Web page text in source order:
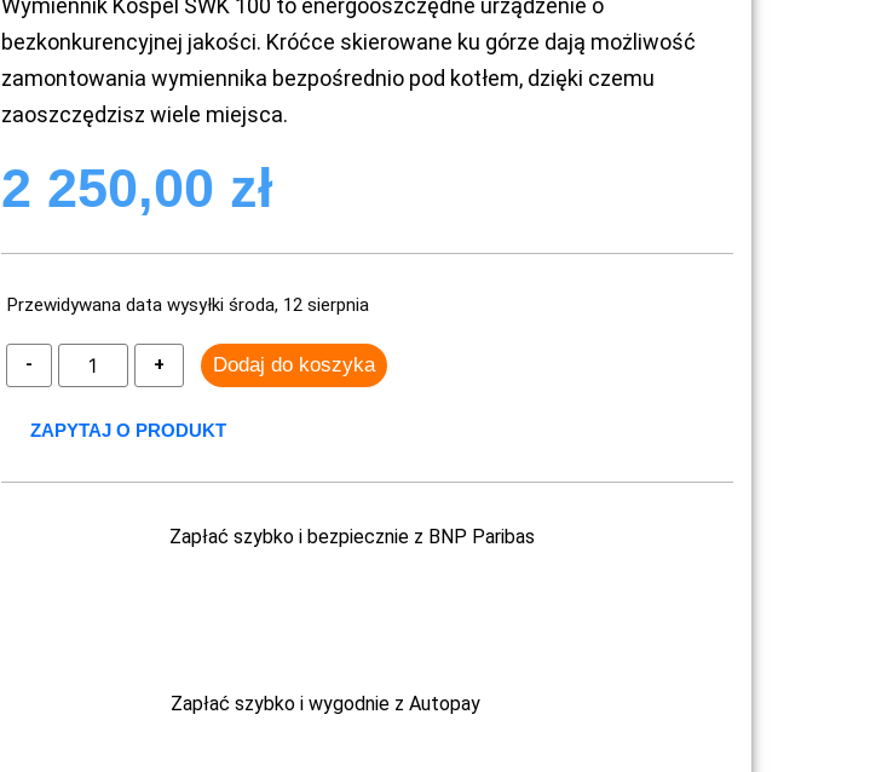
Wymiennik Kospel SWK 100 to energooszczędne urządzenie o
bezkonkurencyjnej jakości. Króćce skierowane ku górze dają możliwość
zamontowania wymiennika bezpośrednio pod kotłem, dzięki czemu
zaoszczędzisz wiele miejsca.
2 250,00 zł
Przewidywana data wysyłki środa, 12 sierpnia
Dodaj do koszyka
ZAPYTAJ O PRODUKT
Zapłać szybko i bezpiecznie z BNP Paribas
Zapłać szybko i wygodnie z Autopay